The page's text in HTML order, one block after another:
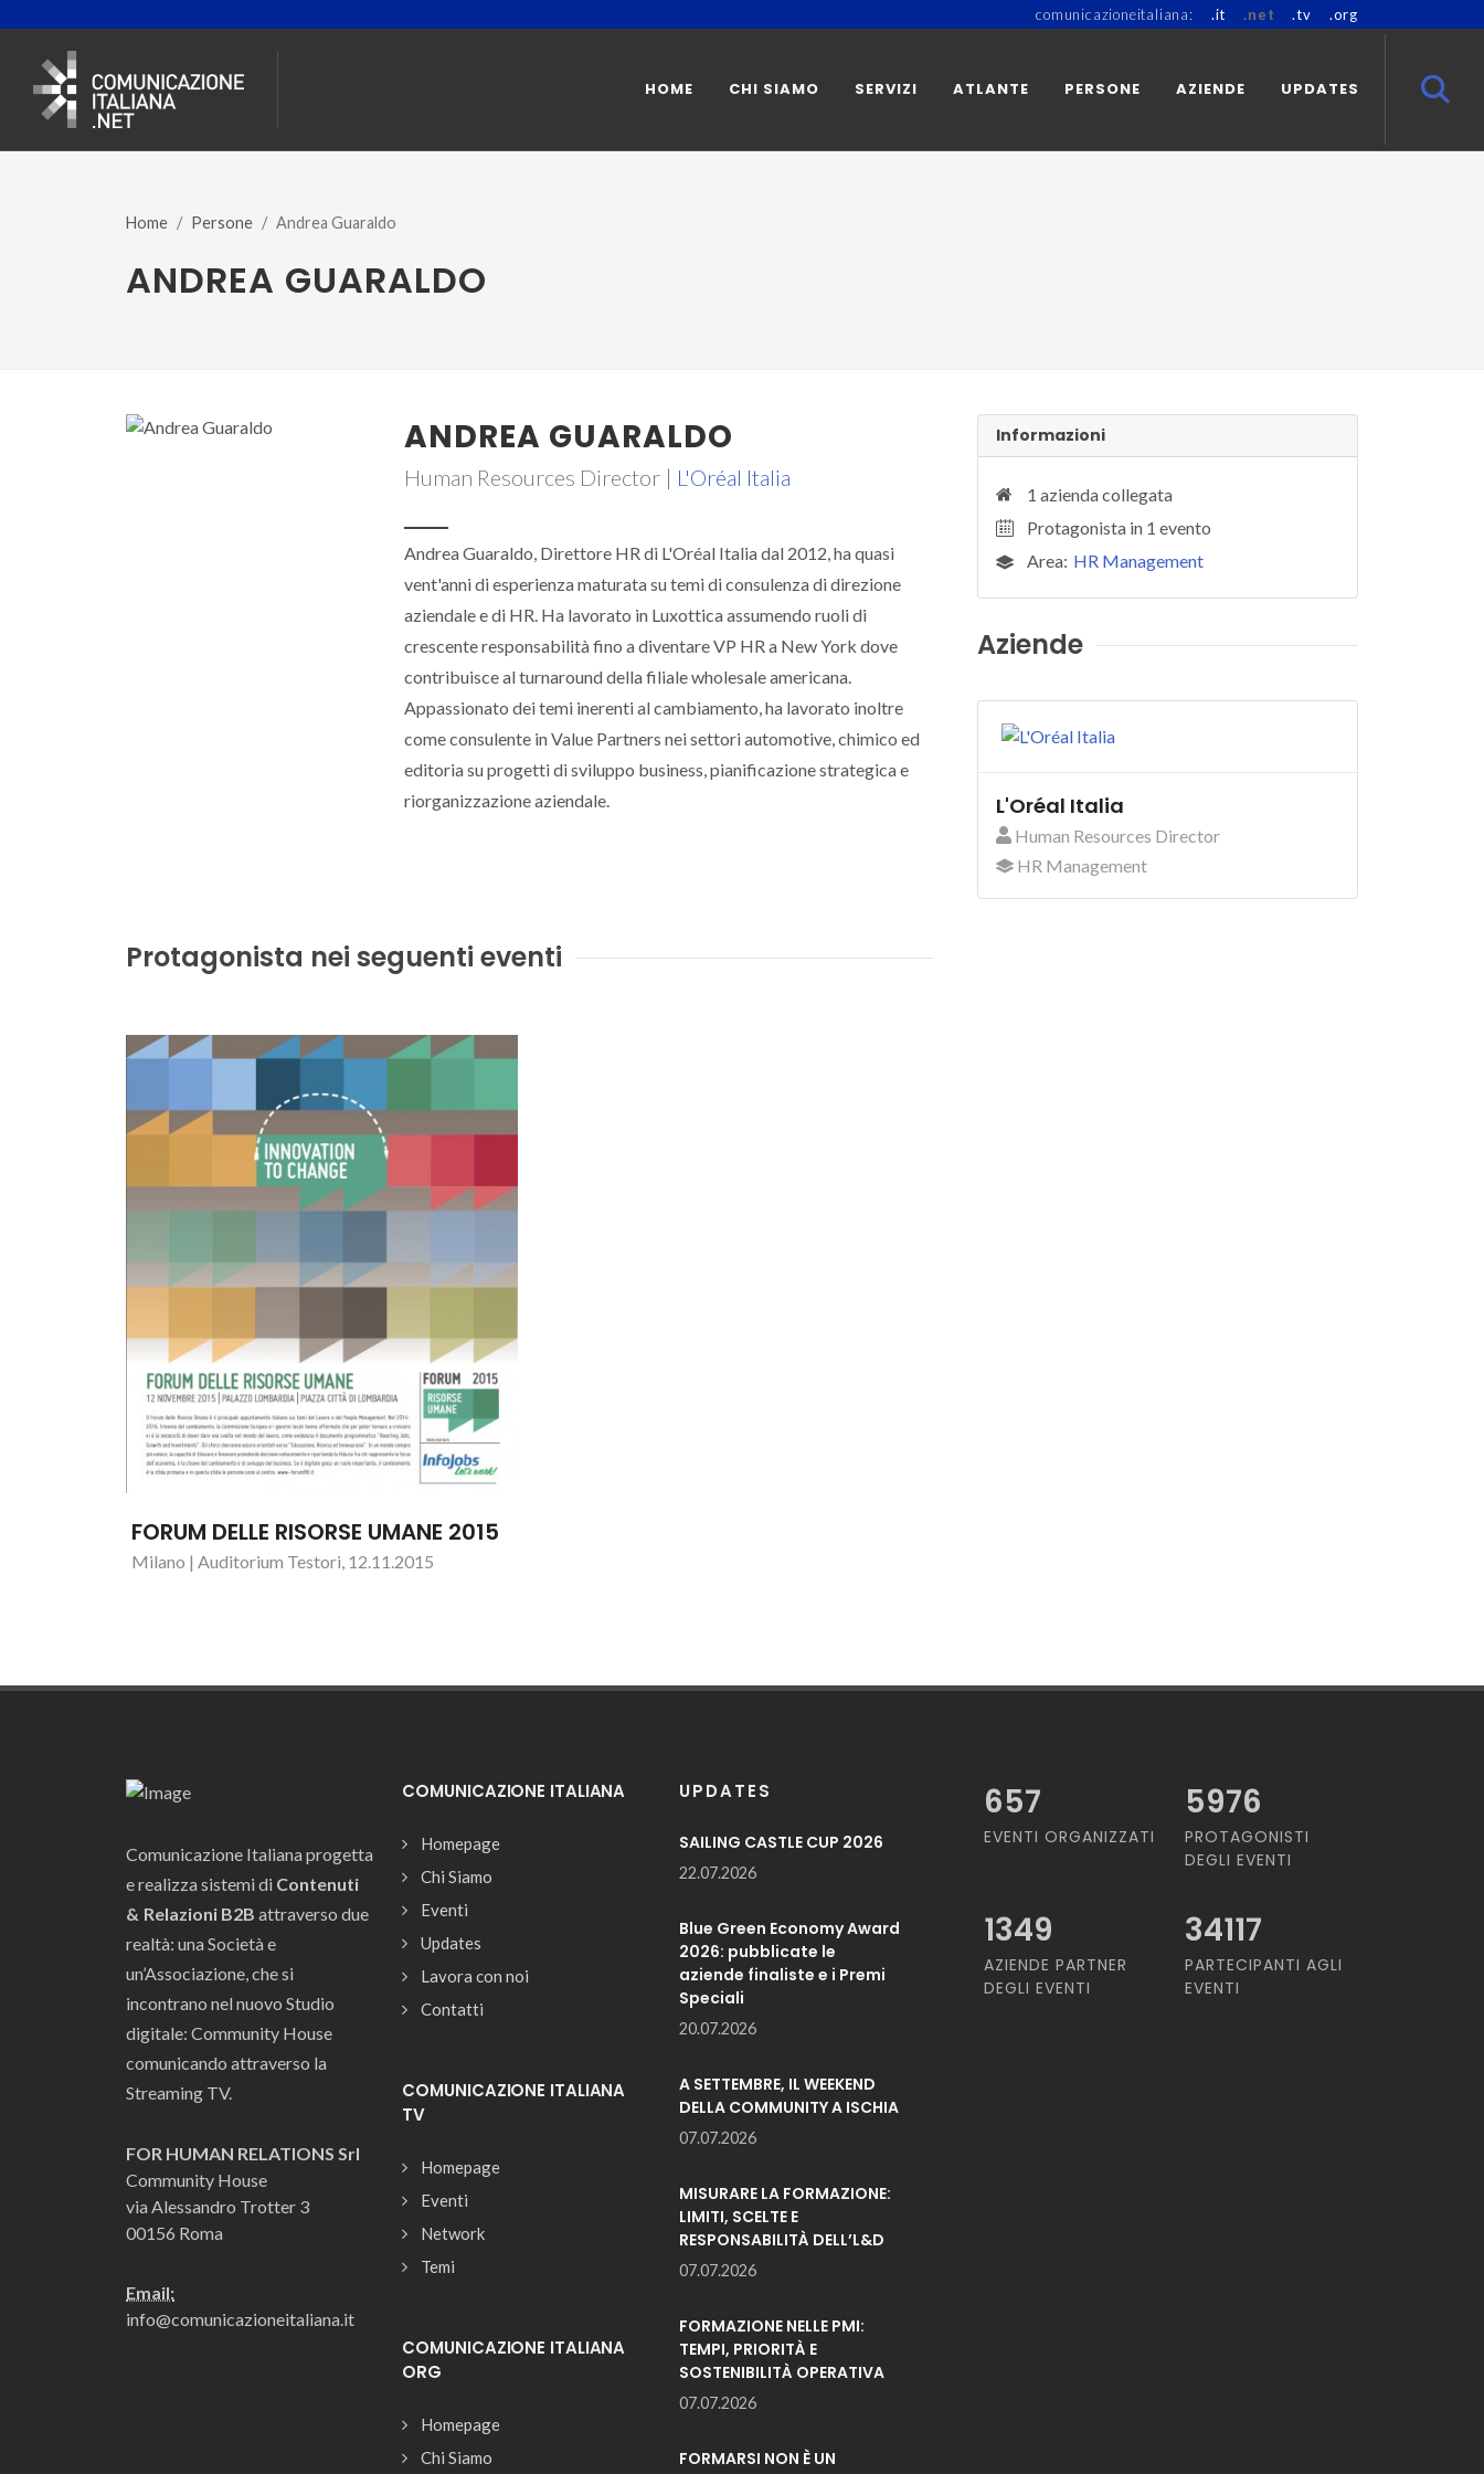
comunicazioneitaliana: .it .net .tv .org
HOME CHI SIAMO SERVIZI ATLANTE PERSONE AZIENDE UPDATES
Home Persone Andrea Guaraldo
ANDREA GUARALDO
ANDREA GUARALDO
Human Resources Director | L'Oréal Italia
Andrea Guaraldo, Direttore HR di L'Oréal Italia dal 2012, ha quasi
vent'anni di esperienza maturata su temi di consulenza di direzione
aziendale e di HR. Ha lavorato in Luxottica assumendo ruoli di
crescente responsabilità fino a diventare VP HR a New York dove
contribuisce al turnaround della filiale wholesale americana.
Appassionato dei temi inerenti al cambiamento, ha lavorato inoltre
come consulente in Value Partners nei settori automotive, chimico ed
editoria su progetti di sviluppo business, pianificazione strategica e
riorganizzazione aziendale.
Protagonista nei seguenti eventi
FORUM DELLE RISORSE UMANE 2015
Milano | Auditorium Testori, 12.11.2015
Informazioni
1 azienda collegata
Protagonista in 1 evento
Area: HR Management
Aziende
L'Oréal Italia
Human Resources Director
HR Management
Comunicazione Italiana progetta
e realizza sistemi di Contenuti
& Relazioni B2B attraverso due
realtà: una Società e
un’Associazione, che si
incontrano nel nuovo Studio
digitale: Community House
comunicando attraverso la
Streaming TV.
FOR HUMAN RELATIONS Srl
Community House
via Alessandro Trotter 3
00156 Roma
Email:
info@comunicazioneitaliana.it
COMUNICAZIONE ITALIANA
Homepage
Chi Siamo
Eventi
Updates
Lavora con noi
Contatti
COMUNICAZIONE ITALIANA
TV
Homepage
Eventi
Network
Temi
COMUNICAZIONE ITALIANA
ORG
Homepage
Chi Siamo
UPDATES
SAILING CASTLE CUP 2026
22.07.2026
Blue Green Economy Award
2026: pubblicate le
aziende finaliste e i Premi
Speciali
20.07.2026
A SETTEMBRE, IL WEEKEND
DELLA COMMUNITY A ISCHIA
07.07.2026
MISURARE LA FORMAZIONE:
LIMITI, SCELTE E
RESPONSABILITÀ DELL’L&D
07.07.2026
FORMAZIONE NELLE PMI:
TEMPI, PRIORITÀ E
SOSTENIBILITÀ OPERATIVA
07.07.2026
FORMARSI NON È UN
657
EVENTI ORGANIZZATI
5976
PROTAGONISTI
DEGLI EVENTI
1349
AZIENDE PARTNER
DEGLI EVENTI
34117
PARTECIPANTI AGLI
EVENTI